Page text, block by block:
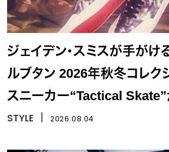
ジェイデン・スミスが手がけ
ルブタン 2026年秋冬コレク
スニーカー“Tactical
STYLE 2026.08.04